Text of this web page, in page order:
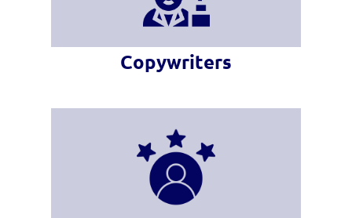
Copywriters